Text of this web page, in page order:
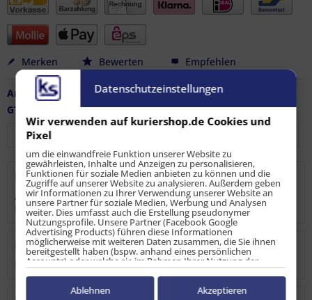
Merken Bewerten Empfehlen
Artikel-Nr.:
LS-AL-10156
GTIN / EAN:
4251915911028
Beschreibung
Airline Führungsschiene zur Sicherung von Rollbehältern
bzw. Rollgitterbehältern in LKW...mehr
Bewertungen
0
Bewertungen lesen, schreiben und diskutieren...mehr
Datenschutzeinstellungen
Wir verwenden auf kuriershop.de Cookies und
Pixel
um die einwandfreie Funktion unserer Website zu
gewährleisten, Inhalte und Anzeigen zu personalisieren,
Funktionen für soziale Medien anbieten zu können und die
Zugriffe auf unserer Website zu analysieren. Außerdem geben
wir Informationen zu Ihrer Verwendung unserer Website an
unsere Partner für soziale Medien, Werbung und Analysen
weiter. Dies umfasst auch die Erstellung pseudonymer
Nutzungsprofile. Unsere Partner (Facebook Google
Advertising Products) führen diese Informationen
möglicherweise mit weiteren Daten zusammen, die Sie ihnen
bereitgestellt haben (bspw. anhand eines persönlichen
Accounts) oder welche sie im Rahmen Ihrer Nutzung der
Dienste gesammelt haben (bspw. Nutzungsdaten anderer
Geräte). Ihre Einwilligung zur Nutzung von Cookies und Pixeln
können Sie jederzeit widerrufen, indem Sie auf den
Ablehnen Akzeptieren